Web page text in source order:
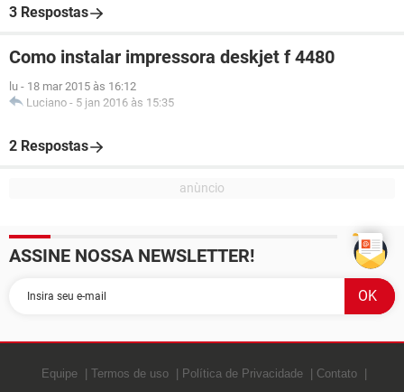
3 Respostas
Como instalar impressora deskjet f 4480
lu - 18 mar 2015 às 16:12
Luciano - 5 jan 2016 às 15:35
2 Respostas
ASSINE NOSSA NEWSLETTER!
Equipe Termos de uso Política de Privacidade
Contato